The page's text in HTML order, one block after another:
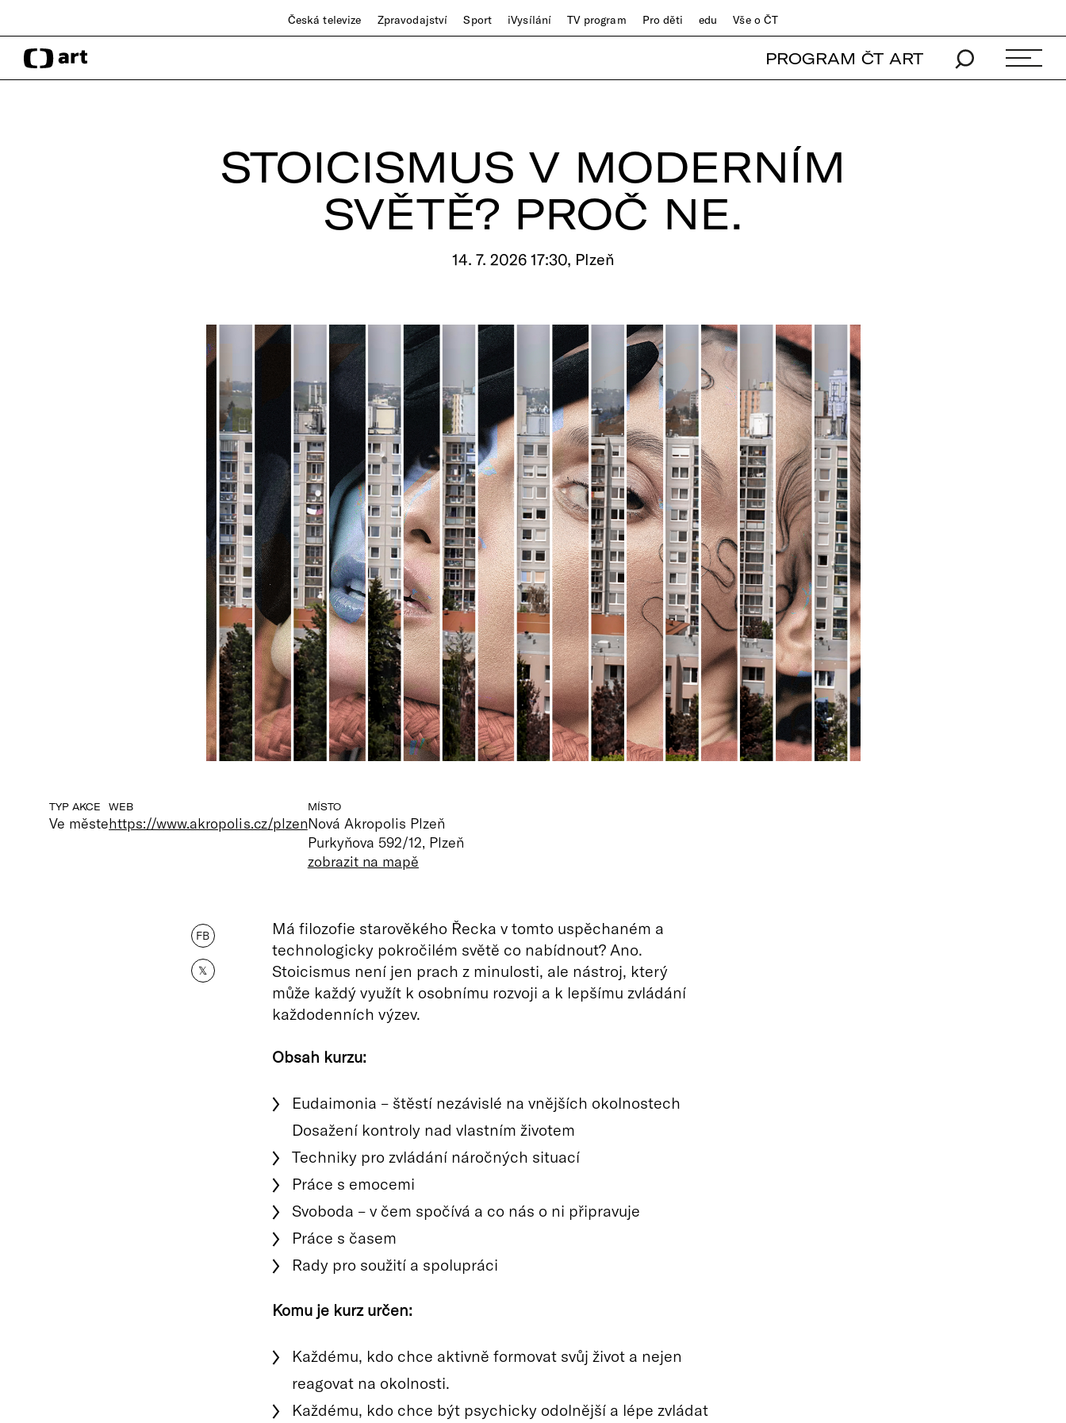
Česká televize Zpravodajství Sport iVysílání TV program Pro děti edu Vše o ČT
PROGRAM ČT ART
STOICISMUS V MODERNÍM
SVĚTĚ? PROČ NE.
14. 7. 2026 17:30, Plzeň
TYP AKCE
Ve měste
WEB
https://www.akropolis.cz/plzen
MÍSTO
Nová Akropolis Plzeň
Purkyňova 592/12, Plzeň
zobrazit na mapě
FB
𝕏
Má filozofie starověkého Řecka v tomto uspěchaném a
technologicky pokročilém světě co nabídnout? Ano.
Stoicismus není jen prach z minulosti, ale nástroj, který
může každý využít k osobnímu rozvoji a k lepšímu zvládání
každodenních výzev.
Obsah kurzu:
Eudaimonia – štěstí nezávislé na vnějších okolnostech
Dosažení kontroly nad vlastním životem
Techniky pro zvládání náročných situací
Práce s emocemi
Svoboda – v čem spočívá a co nás o ni připravuje
Práce s časem
Rady pro soužití a spolupráci
Komu je kurz určen:
Každému, kdo chce aktivně formovat svůj život a nejen
reagovat na okolnosti.
Každému, kdo chce být psychicky odolnější a lépe zvládat